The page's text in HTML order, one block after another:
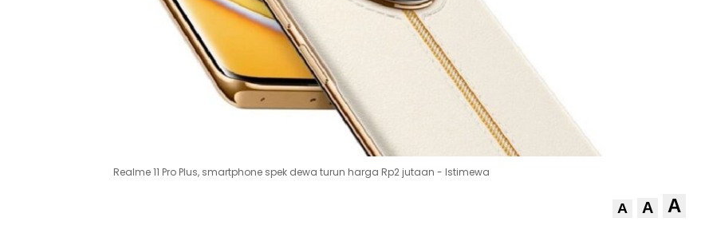
Realme 11 Pro Plus, smartphone spek dewa turun harga Rp2 jutaan - Istimewa
A A A